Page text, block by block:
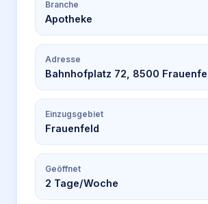
Branche
Apotheke
Adresse
Bahnhofplatz 72, 8500
Einzugsgebiet
Frauenfeld
Geöffnet
2 Tage/Woche